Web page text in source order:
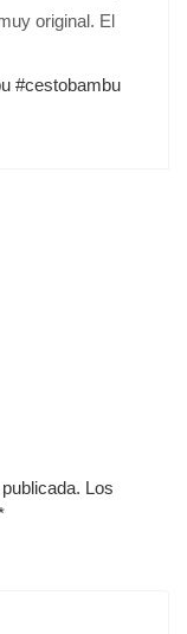
original. El
#cestobambu
Los